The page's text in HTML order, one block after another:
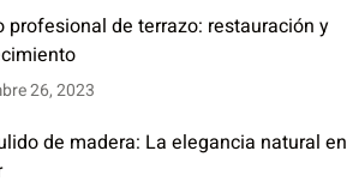
profesional de terrazo: restauración y
26, 2023
de madera: La elegancia natural en